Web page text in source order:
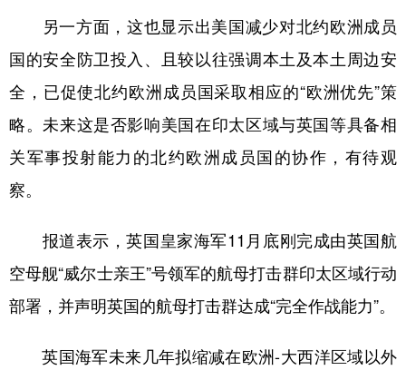
English Español Français عربى
Русский язык 日本語 한국어
Deutsch Português
另一方面，这也显示出美国减少对北约欧洲成员
国的安全防卫投入、且较以往强调本土及本土周边安
全，已促使北约欧洲成员国采取相应的“欧洲优先”策
略。未来这是否影响美国在印太区域与英国等具备相
关军事投射能力的北约欧洲成员国的协作，有待观
察。
报道表示，英国皇家海军11月底刚完成由英国航
空母舰“威尔士亲王”号领军的航母打击群印太区域行动
部署，并声明英国的航母打击群达成“完全作战能力”。
英国海军未来几年拟缩减在欧洲-大西洋区域以外